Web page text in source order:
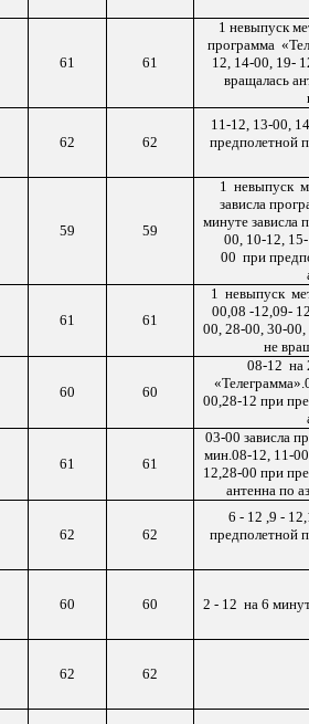
61 61
1 невыпуск
программа «
12, 14-00, 19-
вращалась
62 62
11-12, 13-00,
предполетной
59 59
1 невыпуск
зависла
минуте зависла
00, 10-12,
00 при
61 61
1 невыпуск
00,08 -12,09-
00, 28-00, 30-00,
не
60 60
08-12 на
00,28-12 при
61 61
03-00 зависла
мин.08-12, 11-
12,28-00 при
антенна по
62 62
6 - 12 ,9 -
предполетной
60 60 2 - 12 на 6
62 62